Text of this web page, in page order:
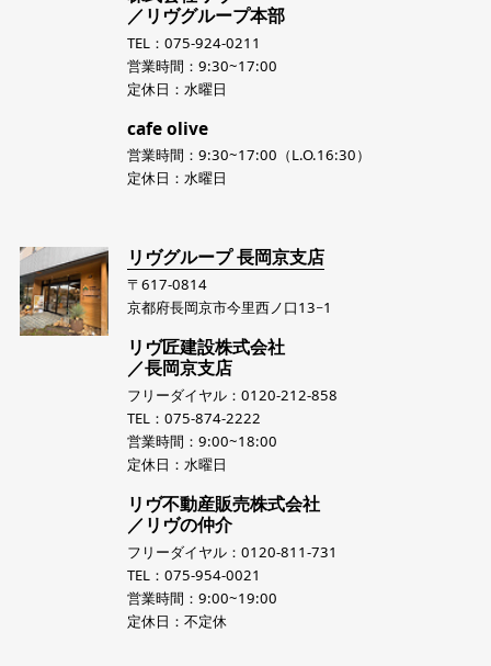
／リヴグループ本部
TEL：075-924-0211
営業時間：9:30~17:00
定休日：水曜日
cafe olive
営業時間：9:30~17:00（L.O.16:30）
定休日：水曜日
リヴグループ 長岡京支店
〒617-0814
京都府長岡京市今里西ノ口13−1
リヴ匠建設株式会社
／長岡京支店
フリーダイヤル：0120-212-858
TEL：075-874-2222
営業時間：9:00~18:00
定休日：水曜日
リヴ不動産販売株式会社
／リヴの仲介
フリーダイヤル：0120-811-731
TEL：075-954-0021
営業時間：9:00~19:00
定休日：不定休